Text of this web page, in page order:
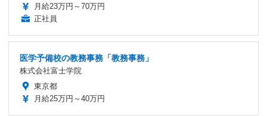
月給23万円～70万円
正社員
医学予備校の教務事務「教務事務」
株式会社富士学院
東京都
月給25万円～40万円